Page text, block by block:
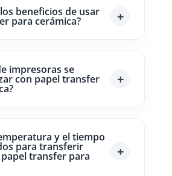
beneficios de usar
para cerámica?
impresoras se
con papel transfer
y el tiempo
para transferir
transfer para